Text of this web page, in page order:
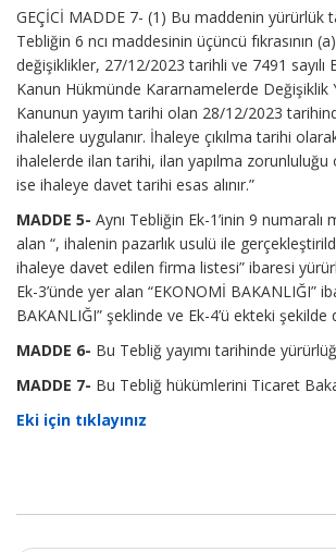
GEÇİCİ MADDE 7- (1) Bu maddenin yürürlük
Tebliğin 6 ncı maddesinin üçüncü fıkrasının
değişiklikler, 27/12/2023 tarihli ve 7491 sayılı
Kanun Hükmünde Kararnamelerde Değişiklik
Kanunun yayım tarihi olan 28/12/2023
ihalelere uygulanır. İhaleye çıkılma tarihi
ihalelerde ilan tarihi, ilan yapılma
ise ihaleye davet tarihi esas alınır.”
MADDE 5- Aynı Tebliğin Ek-1’inin 9 numaralı
alan “, ihalenin pazarlık usulü ile
ihaleye davet edilen firma listesi” ibaresi
Ek-3’ünde yer alan “EKONOMİ BAKANLIĞI”
BAKANLIĞI” şeklinde ve Ek-4’ü ekteki
MADDE 6- Bu Tebliğ yayımı tarihinde
MADDE 7- Bu Tebliğ hükümlerini Ticaret
Eki için tıklayınız